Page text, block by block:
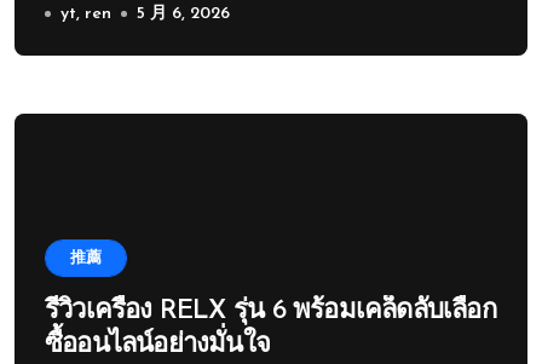
yt, ren 5 月 6, 2026
推薦
รีวิวเครื่อง RELX รุ่น 6 พร้อมเคล็ดลับเลือก
ซื้ออนไลน์อย่างมั่นใจ